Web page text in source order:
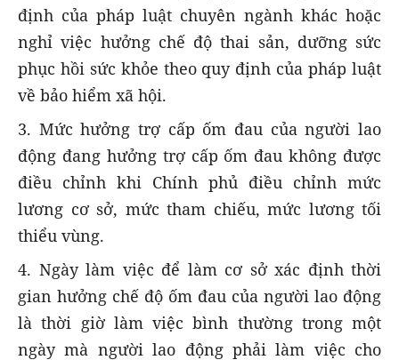
định của pháp luật chuyên ngành khác hoặc
nghỉ việc hưởng chế độ thai sản, dưỡng sức
phục hồi sức khỏe theo quy định của pháp luật
về bảo hiểm xã hội.
3. Mức hưởng trợ cấp ốm đau của người lao
động đang hưởng trợ cấp ốm đau không được
điều chỉnh khi Chính phủ điều chỉnh mức
lương cơ sở, mức tham chiếu, mức lương tối
thiểu vùng.
4. Ngày làm việc để làm cơ sở xác định thời
gian hưởng chế độ ốm đau của người lao động
là thời giờ làm việc bình thường trong một
ngày mà người lao động phải làm việc cho